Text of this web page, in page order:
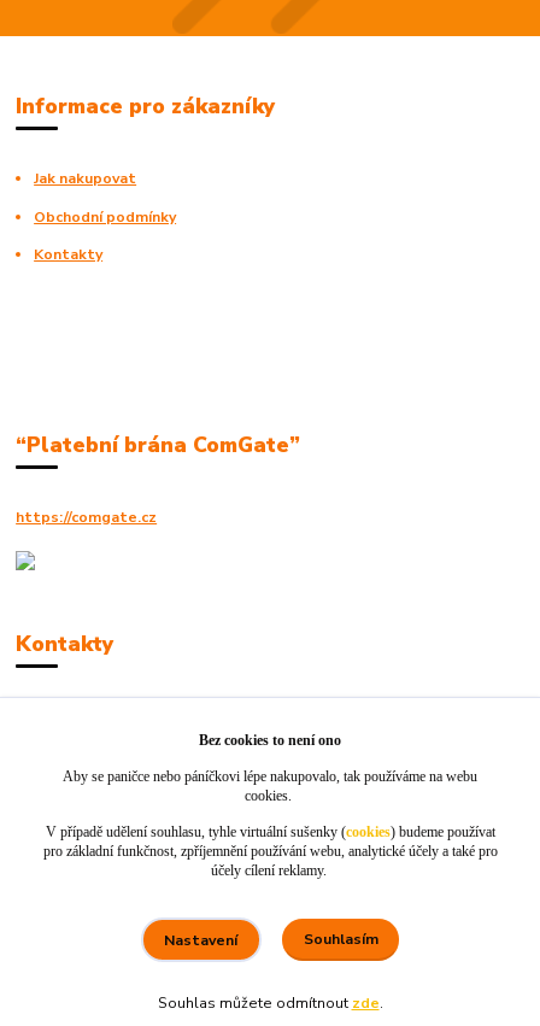
Informace pro zákazníky
Jak nakupovat
Obchodní podmínky
Kontakty
“Platební brána ComGate”
https://comgate.cz
Kontakty
info@jackie-shop.cz
Vytvořeno na Eshop-rychle.cz
Bez cookies to není ono
Aby se paničce nebo páníčkovi lépe nakupovalo, tak používáme na webu
cookies.
V případě udělení souhlasu, tyhle virtuální sušenky (cookies) budeme používat
pro základní funkčnost, zpříjemnění používání webu, analytické účely a také pro
účely cílení reklamy.
Nastavení Souhlasím
Souhlas můžete odmítnout zde.
5. srpna
100 %★★★★★